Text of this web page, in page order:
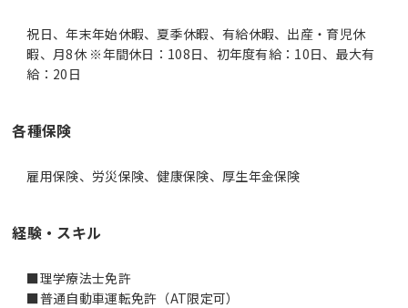
祝日、年末年始休暇、夏季休暇、有給休暇、出産・育児休
暇、月8休 ※年間休日：108日、初年度有給：10日、最大有
給：20日
各種保険
雇用保険、労災保険、健康保険、厚生年金保険
経験・スキル
■理学療法士免許
■普通自動車運転免許（AT限定可）